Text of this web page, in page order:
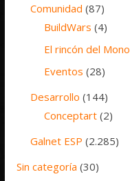
Comunidad (87)
BuildWars (4)
El rincón del Mono
Eventos (28)
Desarrollo (144)
Conceptart (2)
Galnet ESP (2.285)
Sin categoría (30)